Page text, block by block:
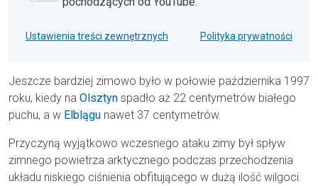
Ustawienia treści zewnętrznych Polityka prywatności
Jeszcze bardziej zimowo było w połowie października 1997
roku, kiedy na Olsztyn spadło aż 22 centymetrów białego
puchu, a w Elblągu nawet 37 centymetrów.
Przyczyną wyjątkowo wczesnego ataku zimy był spływ
zimnego powietrza arktycznego podczas przechodzenia
układu niskiego ciśnienia obfitującego w dużą ilość wilgoci.